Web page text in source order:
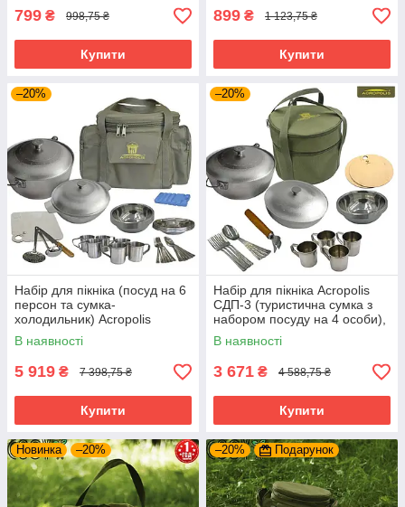
799 ₴ 998,75 ₴
Купити
899 ₴ 1 123,75 ₴
Купити
–20%
Набір для пікніка (посуд на 6
персон та сумка-
холодильник) Acropolis
СДП-1, Термосумка з
посудом для туризму
В наявності
5 919 ₴ 7 398,75 ₴
Купити
–20%
Набір для пікніка Acropolis
СДП-3 (туристична сумка з
набором посуду на 4 особи),
Набір посуду в сумці
В наявності
3 671 ₴ 4 588,75 ₴
Купити
Новинка –20% –20% Подарунок